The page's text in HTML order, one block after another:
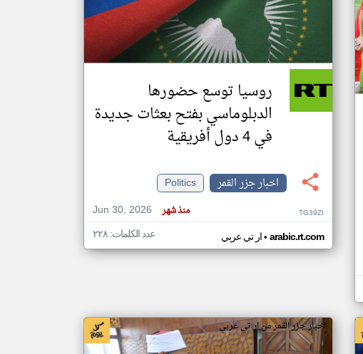
تغيير الدولة
اخبار جزر القمر على مدار الساعة
أهم اخبار جزر القمر العاجلة والمباشرة
روسيا توسع حضورها
الدبلوماسي بفتح بعثات جديدة
في 4 دول أفريقية
اخبار جزر القمر
Politics
Jun 30, 2026
منذ شهر TG39ZI
ار تي عربي• arabic.rt.com عدد الكلمات: ٢٢٨
اخبار جزر القمر من ار تي عربي
klyoum.com